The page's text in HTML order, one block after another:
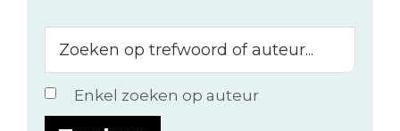
op
trefwoord
of
auteur...
Enkel zoeken op auteur